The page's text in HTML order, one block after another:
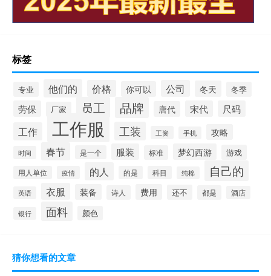
标签
专业 他们的 价格 你可以 公司 冬天 冬季
劳保 厂家 员工 品牌 唐代 宋代 尺码
工作 工作服 工装 工资 手机 攻略
时间 春节 是一个 服装 标准 梦幻西游 游戏
用人单位 疫情 的人 的是 科目 纯棉 自己的
英语 衣服 装备 诗人 费用 还不 都是 酒店
银行 面料 颜色
猜你想看的文章